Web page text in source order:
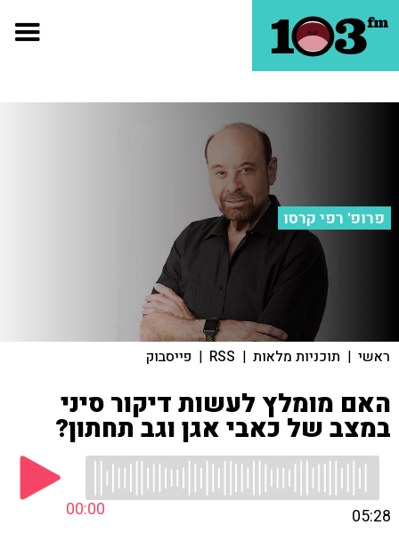
פרופ' רפי קרסו
ראשי | תוכניות מלאות |
RSS
| פייסבוק
האם מומלץ לעשות דיקור סיני
במצב של כאבי אגן וגב תחתון?
00:00 05:28